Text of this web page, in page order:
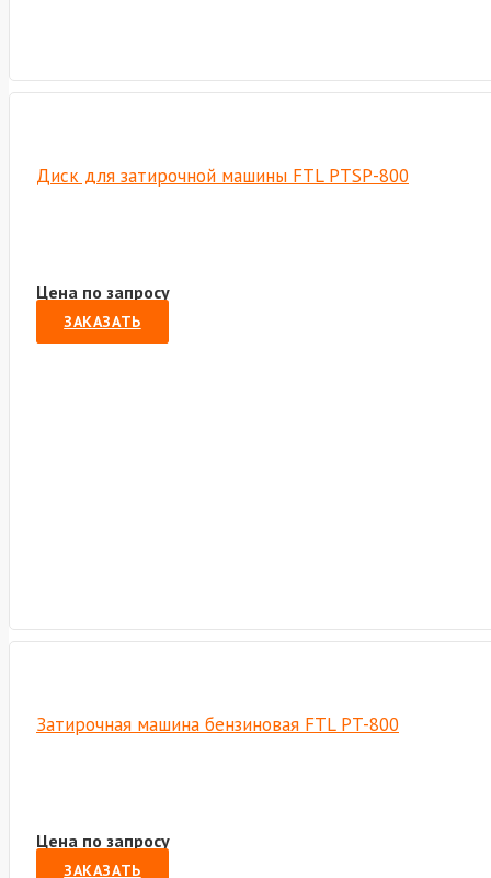
Диск для затирочной машины FTL PTSP-800
Цена по запросу
ЗАКАЗАТЬ
Затирочная машина бензиновая FTL PT-800
Цена по запросу
ЗАКАЗАТЬ